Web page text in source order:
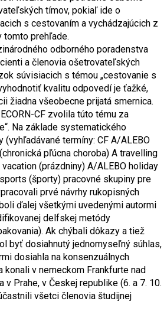
tímov, pokiaľ ide o
s cestovaním a vychádzajúcich z
tomto prehľade.
odborného poradenstva
a členovia ošetrovateľských
súvisiacich s témou „cestovanie s
kvalitu odpovedí je ťažké,
žiadna všeobecne prijatá smernica.
CF zvolila túto tému za
Na základe systematického
(vyhľadávané termíny: CF A/ALEBO
pľúcna choroba) A travelling
(prázdniny) A/ALEBO holiday
(športy) pracovné skupiny pre
prvé návrhy rukopisných
ďalej všetkými uvedenými autormi
delfskej metódy
Ak chýbali dôkazy a tiež
byť dosiahnutý jednomyseľný súhlas,
dosiahla na konsenzuálnych
konali v nemeckom Frankfurte nad
v Prahe, v Českej republike (6. a 7. 10.
všetci členovia študijnej